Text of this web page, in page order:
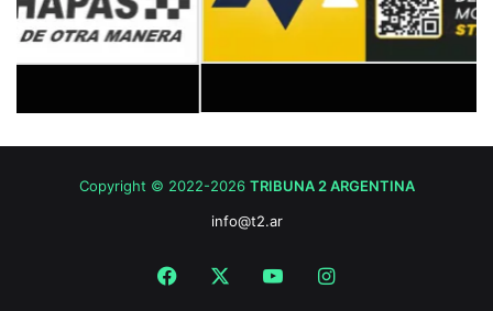
Copyright © 2022-2026 TRIBUNA 2 ARGENTINA
info@t2.ar
Facebook YouTubeInstagram